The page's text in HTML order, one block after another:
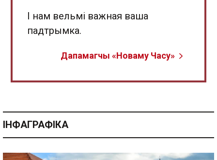
І нам вельмі важная ваша
падтрымка.
Дапамагчы «Новаму Часу»
ІНФАГРАФІКА